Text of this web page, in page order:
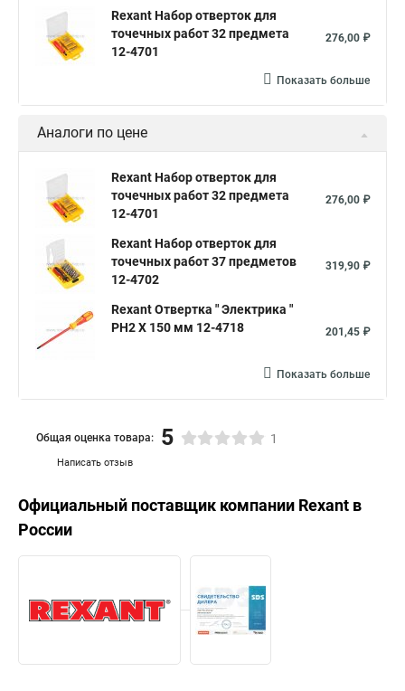
Rexant Набор отверток для
точечных работ 32 предмета
12-4701
276,00 ₽
Показать больше
Аналоги по цене
Rexant Набор отверток для
точечных работ 32 предмета
12-4701
276,00 ₽
Rexant Набор отверток для
точечных работ 37 предметов
12-4702
319,90 ₽
Rexant Отвертка " Электрика "
PH2 X 150 мм 12-4718
201,45 ₽
Показать больше
Написать отзыв
Общая оценка товара: 5 1
Официальный поставщик компании Rexant в
России